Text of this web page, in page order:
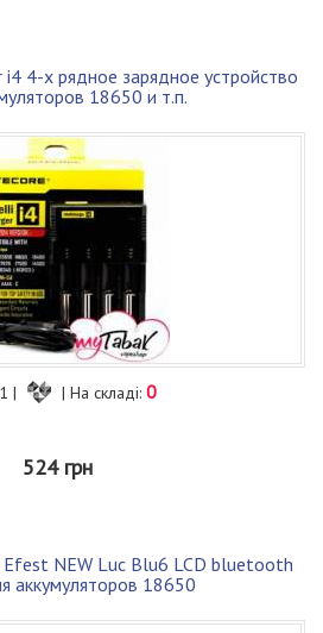
4-х рядное зарядное устройство
18650 и т.п.
| | На складі: 0
524 грн
Efest NEW Luc Blu6 LCD bluetooth
аккумуляторов 18650